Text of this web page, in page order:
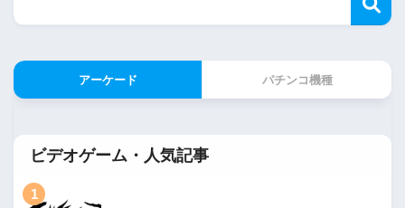
アーケード パチンコ機種
ビデオゲーム・人気記事
1